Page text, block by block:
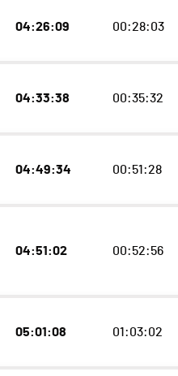
04:26:09 00:28:03
04:33:38 00:35:32
04:49:34 00:51:28
04:51:02 00:52:56
05:01:08 01:03:02